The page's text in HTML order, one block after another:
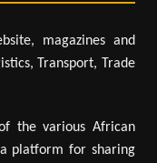
magazines and
Transport, Trade
the various African
platform for sharing